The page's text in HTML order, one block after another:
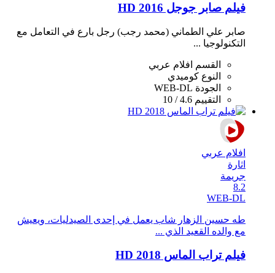
فيلم صابر جوجل 2016 HD
صابر علي الطماني (محمد رجب) رجل بارع في التعامل مع
التكنولوجيا ...
القسم
افلام عربي
النوع كوميدي
الجودة WEB-DL
التقييم 4.6 / 10
افلام عربي
اثارة
جريمة
8.2
WEB-DL
طه حسين الزهار شاب يعمل في إحدى الصيدليات، ويعيش
مع والده القعيد الذي ...
فيلم تراب الماس 2018 HD